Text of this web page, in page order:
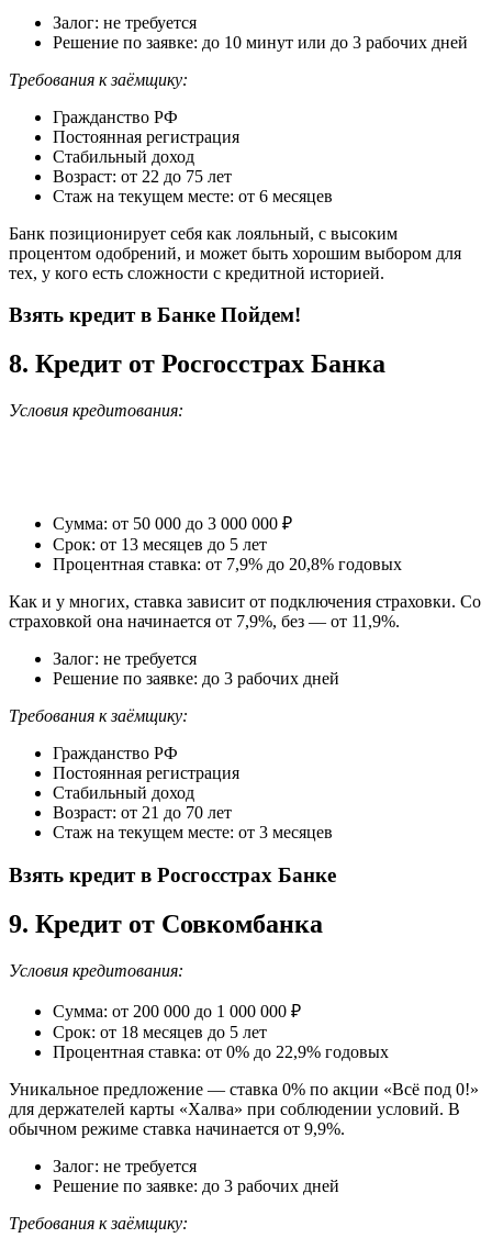
Залог: не требуется
Решение по заявке: до 10 минут или до 3 рабочих дней
Требования к заёмщику:
Гражданство РФ
Постоянная регистрация
Стабильный доход
Возраст: от 22 до 75 лет
Стаж на текущем месте: от 6 месяцев
Банк позиционирует себя как лояльный, с высоким
процентом одобрений, и может быть хорошим выбором для
тех, у кого есть сложности с кредитной историей.
Взять кредит в Банке Пойдем!
8. Кредит от Росгосстрах Банка
Условия кредитования:
Сумма: от 50 000 до 3 000 000 ₽
Срок: от 13 месяцев до 5 лет
Процентная ставка: от 7,9% до 20,8% годовых
Как и у многих, ставка зависит от подключения страховки. Со
страховкой она начинается от 7,9%, без — от 11,9%.
Залог: не требуется
Решение по заявке: до 3 рабочих дней
Требования к заёмщику:
Гражданство РФ
Постоянная регистрация
Стабильный доход
Возраст: от 21 до 70 лет
Стаж на текущем месте: от 3 месяцев
Взять кредит в Росгосстрах Банке
9. Кредит от Совкомбанка
Условия кредитования:
Сумма: от 200 000 до 1 000 000 ₽
Срок: от 18 месяцев до 5 лет
Процентная ставка: от 0% до 22,9% годовых
Уникальное предложение — ставка 0% по акции «Всё под 0!»
для держателей карты «Халва» при соблюдении условий. В
обычном режиме ставка начинается от 9,9%.
Залог: не требуется
Решение по заявке: до 3 рабочих дней
Требования к заёмщику: